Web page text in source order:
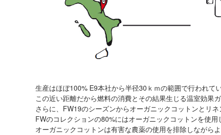
生産はほぼ100% E9本社から半径30ｋｍの範囲で行われてい
この近い距離だから燃料の消費とその結果生じる温室効果
さらに、FW19のシーズンからオーガニックコットンとリ
FWのコレクションの80%にはオーガニックコットンを使用
オーガニックコットンは有害な農薬の使用を排除しながら